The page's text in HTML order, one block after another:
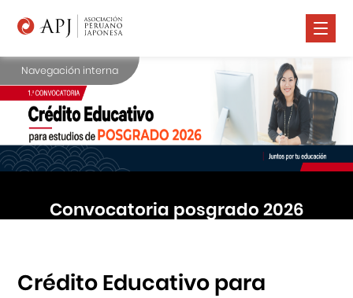
Nosotros
Comunidad Nikkei
Promoción Cultural
Cursos
Salud
Contáctanos
Convocatoria posgrado 2026
Navegación interna
Crédito Educativo para